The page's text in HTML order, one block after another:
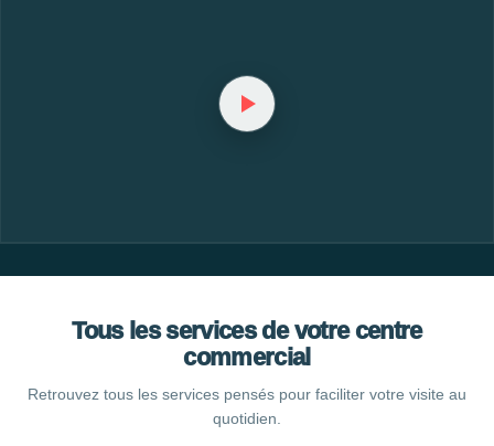
Tous les services de votre centre
commercial
Retrouvez tous les services pensés pour faciliter votre visite au
quotidien.